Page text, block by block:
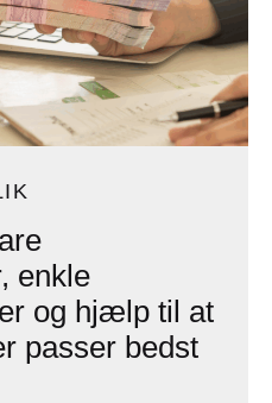
enkle
og hjælp til at
passer bedst